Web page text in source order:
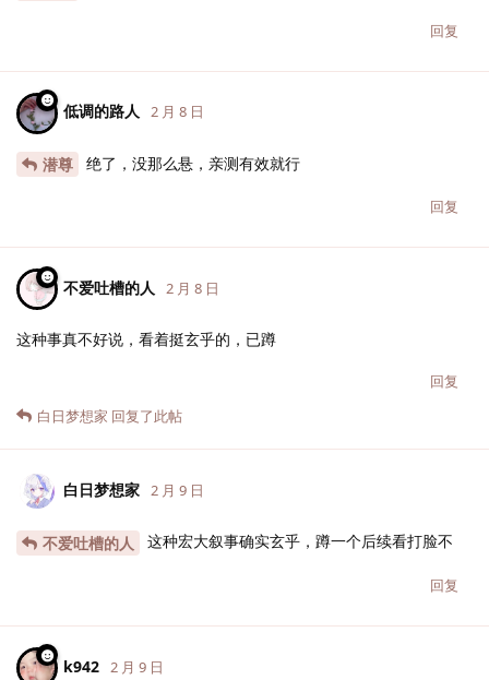
回复
低调的路人 2 月 8 日
潜尊 绝了，没那么悬，亲测有效就行
回复
不爱吐槽的人 2 月 8 日
这种事真不好说，看着挺玄乎的，已蹲
回复
白日梦想家 回复了此帖
白日梦想家 2 月 9 日
不爱吐槽的人 这种宏大叙事确实玄乎，蹲一个后续看打脸不
回复
k942 2 月 9 日